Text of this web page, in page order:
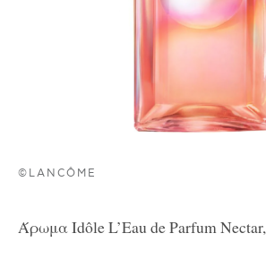
©LANCÔME
Άρωμα Idôle L’Eau de Parfum Nectar,